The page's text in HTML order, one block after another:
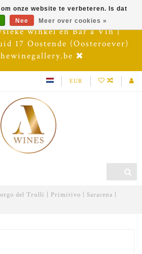
winkel en Bar à Vin |
17 Oostende (Oosteroever)
EUR
del Trulli | Primitivo | Saracena |
onze website te verbeteren. Is dat
Nee Meer over cookies »